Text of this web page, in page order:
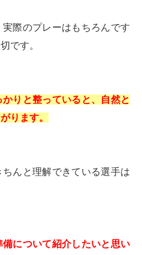
際のプレーはもちろんです
です。
りと整っていると、自然と
ります。
んと理解できている選手は
備について紹介したいと思い